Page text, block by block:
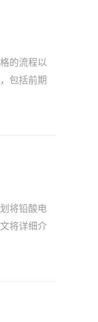
的流程以
包括前期
将铅酸电
将详细介